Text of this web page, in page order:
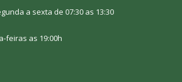
a sexta de 07:30 as 13:30
feiras as 19:00h